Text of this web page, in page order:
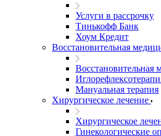
Услуги в рассрочку
Тинькофф Банк
Хоум Кредит
Восстановительная
Восстановительная
Мануальная терапия
Хирургическое лечение
Хирургическое
Гинекологические